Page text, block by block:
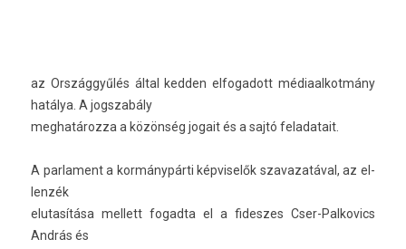
az Országgyűlés által kedd­en el­fogadott médiaal­kotmány
hatálya. A jogszabá­ly
meg­határoz­za a közönség jogait és a sajtó feladatait.
A par­la­ment a kormánypárti kép­viselők szavazatáv­al, az el­
lenzék
elutasítása mel­lett fogad­ta el a fides­zes Cser-Palkovics
András és